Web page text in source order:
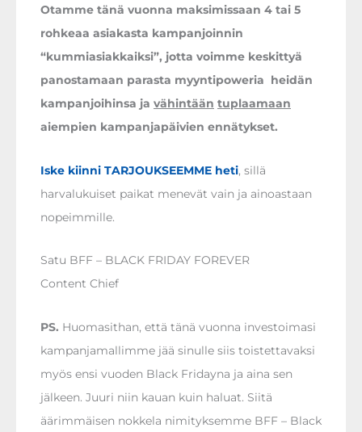
Otamme tänä vuonna maksimissaan 4 tai 5
rohkeaa asiakasta kampanjoinnin
“kummiasiakkaiksi”, jotta voimme keskittyä
panostamaan parasta myyntipoweria heidän
kampanjoihinsa ja vähintään tuplaamaan
aiempien kampanjapäivien ennätykset.
Iske kiinni TARJOUKSEEMME heti, sillä
harvalukuiset paikat menevät vain ja ainoastaan
nopeimmille.
Satu BFF – BLACK FRIDAY FOREVER
Content Chief
PS. Huomasithan, että tänä vuonna investoimasi
kampanjamallimme jää sinulle siis toistettavaksi
myös ensi vuoden Black Fridayna ja aina sen
jälkeen. Juuri niin kauan kuin haluat. Siitä
äärimmäisen nokkela nimityksemme BFF – Black